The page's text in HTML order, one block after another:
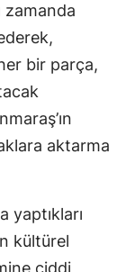
zamanda
bir parça,
aktarma
yaptıkları
kültürel